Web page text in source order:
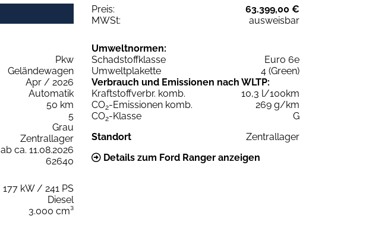
Preis:
63.399,00 €
MWSt:
ausweisbar
Pkw
Geländewagen
Apr / 2026
Automatik
50 km
5
Grau
Zentrallager
ab ca. 11.08.2026
62640
177 kW / 241 PS
Diesel
3.000 cm³
Umweltnormen:
Schadstoffklasse
Euro 6e
Umweltplakette
4 (Green)
Verbrauch und Emissionen nach WLTP:
Kraftstoffverbr. komb.
10,3 l/100km
CO2-Emissionen komb.
269 g/km
CO2-Klasse
G
Standort
Zentrallager
Details zum Ford Ranger anzeigen